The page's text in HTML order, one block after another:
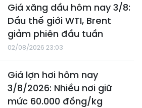
Giá xăng dầu hôm nay 3/8:
Dầu thế giới WTI, Brent
giảm phiên đầu tuần
02/08/2026 23:03
Giá lợn hơi hôm nay
3/8/2026: Nhiều nơi giữ
mức 60.000 đồng/kg